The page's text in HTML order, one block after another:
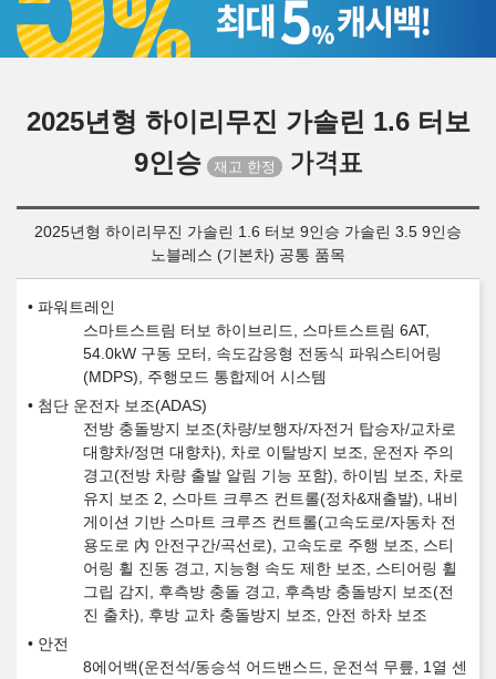
2025년형 하이리무진 가솔린 1.6 터보
9인승
가격표
2025년형 하이리무진 가솔린 1.6 터보 9인승 가솔린 3.5 9인승
노블레스 (기본차) 공통 품목
파워트레인
스마트스트림 터보 하이브리드, 스마트스트림 6AT,
54.0kW 구동 모터, 속도감응형 전동식 파워스티어링
(MDPS), 주행모드 통합제어 시스템
첨단 운전자 보조(ADAS)
전방 충돌방지 보조(차량/보행자/자전거 탑승자/교차로
대향차/정면 대향차), 차로 이탈방지 보조, 운전자 주의
경고(전방 차량 출발 알림 기능 포함), 하이빔 보조, 차로
유지 보조 2, 스마트 크루즈 컨트롤(정차&재출발), 내비
게이션 기반 스마트 크루즈 컨트롤(고속도로/자동차 전
용도로 內 안전구간/곡선로), 고속도로 주행 보조, 스티
어링 휠 진동 경고, 지능형 속도 제한 보조, 스티어링 휠
그립 감지, 후측방 충돌 경고, 후측방 충돌방지 보조(전
진 출차), 후방 교차 충돌방지 보조, 안전 하차 보조
안전
8에어백(운전석/동승석 어드밴스드, 운전석 무릎, 1열 센